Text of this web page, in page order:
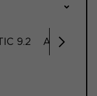
9.2
ACOUSTIC